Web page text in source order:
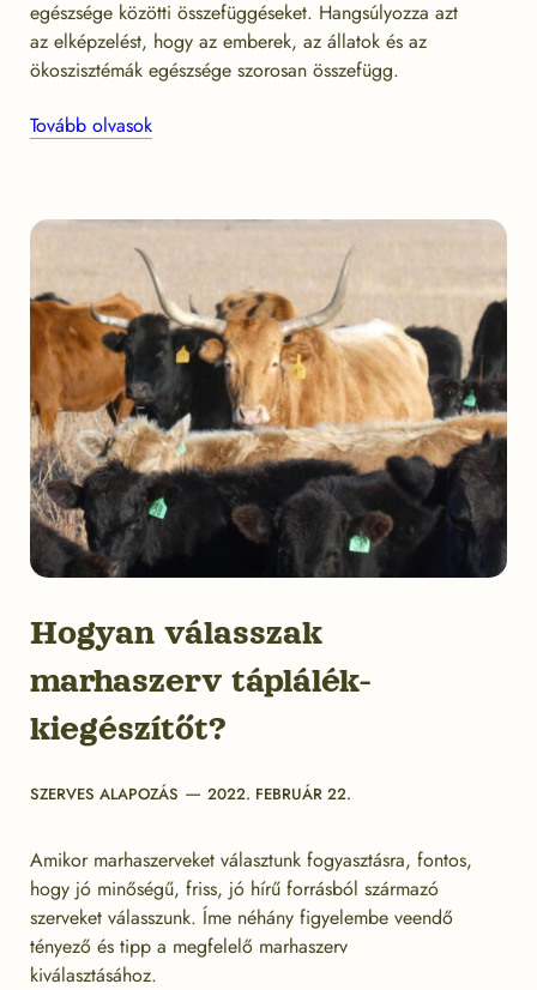
egészsége közötti összefüggéseket. Hangsúlyozza azt
az elképzelést, hogy az emberek, az állatok és az
ökoszisztémák egészsége szorosan összefügg.
Tovább olvasok
Hogyan válasszak
marhaszerv táplálék-
kiegészítőt?
Categories
SZERVES ALAPOZÁS Post
2022. FEBRUÁR 22.
Amikor marhaszerveket választunk fogyasztásra, fontos,
hogy jó minőségű, friss, jó hírű forrásból származó
szerveket válasszunk. Íme néhány figyelembe veendő
tényező és tipp a megfelelő marhaszerv
kiválasztásához.